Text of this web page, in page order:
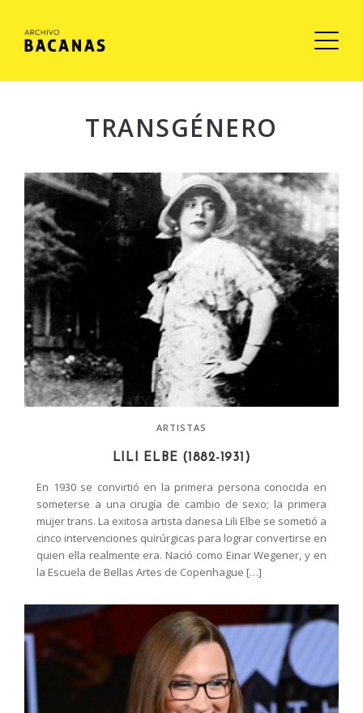
TRANSGÉNERO
ARTISTAS
LILI ELBE (1882-1931)
En 1930 se convirtió en la primera persona conocida en
someterse a una cirugía de cambio de sexo; la primera
mujer trans. La exitosa artista danesa Lili Elbe se sometió a
cinco intervenciones quirúrgicas para lograr convertirse en
quien ella realmente era. Nació como Einar Wegener, y en
la Escuela de Bellas Artes de Copenhague […]